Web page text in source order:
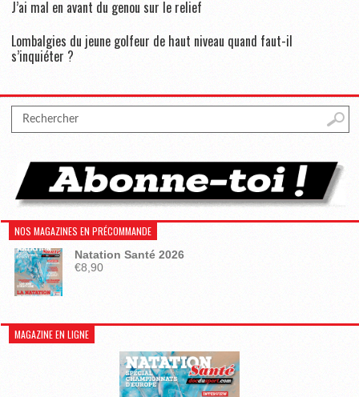
J’ai mal en avant du genou sur le relief
Lombalgies du jeune golfeur de haut niveau quand faut-il
s’inquiéter ?
NOS MAGAZINES EN PRÉCOMMANDE
Natation Santé 2026
€8,90
MAGAZINE EN LIGNE